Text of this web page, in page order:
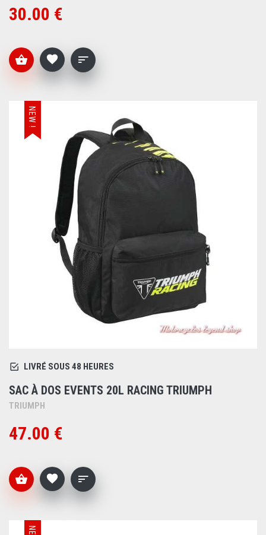
30.00 €
NEW !
LIVRÉ SOUS 48 HEURES
SAC À DOS EVENTS 20L RACING TRIUMPH
TRIUMPH
47.00 €